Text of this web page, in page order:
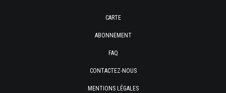
CARTE
ABONNEMENT
FAQ
CONTACTEZ-NOUS
MENTIONS LÉGALES